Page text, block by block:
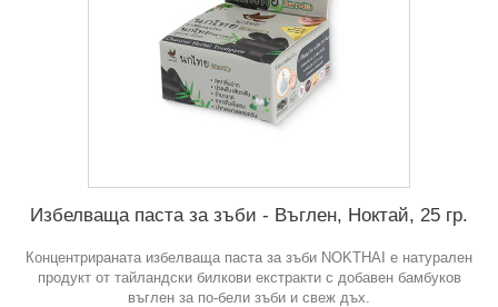
Избелваща паста за зъби - Въглен, Ноктай, 25 гр.
Концентрираната избелваща паста за зъби NOKTHAI е натурален
продукт от тайландски билкови екстракти с добавен бамбуков
въглен за по-бели зъби и свеж дъх.